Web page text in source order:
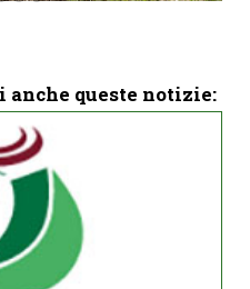
anche queste notizie: